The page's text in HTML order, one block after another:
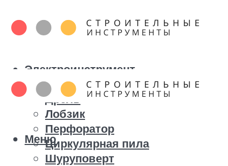
Электроинструмент
Болгарка
Дрель
Лобзик
Перфоратор
Циркулярная пила
Шуруповерт
Меню